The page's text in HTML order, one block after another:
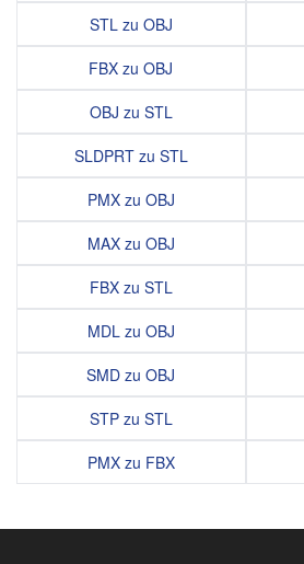
STL zu OBJ
FBX zu OBJ
OBJ zu STL
SLDPRT zu STL
PMX zu OBJ
MAX zu OBJ
FBX zu STL
MDL zu OBJ
SMD zu OBJ
STP zu STL
PMX zu FBX